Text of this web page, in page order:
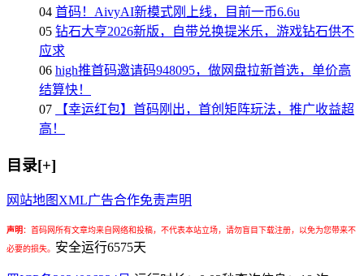
04 首码！AivyAI新模式刚上线，目前一币6.6u
05 钻石大亨2026新版，自带兑换提米乐，游戏钻石供不
应求
06 high推首码邀请码948095，做网盘拉新首选，单价高
结算快！
07
【幸运红包】首码刚出，首创矩阵玩法，推广收益超
高！
目录[+]
网站地图 XML广告合作免责声明
声明： 首码网所有文章均来自网络和投稿，不代表本站立场，请勿盲目下载注册，以免为您带来不
必要的损失。 安全运行6575天